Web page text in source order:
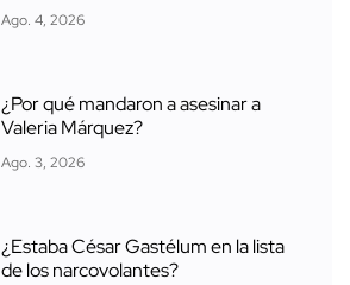
Ago. 4, 2026
¿Por qué mandaron a asesinar a
Valeria Márquez?
Ago. 3, 2026
¿Estaba César Gastélum en la lista
de los narcovolantes?